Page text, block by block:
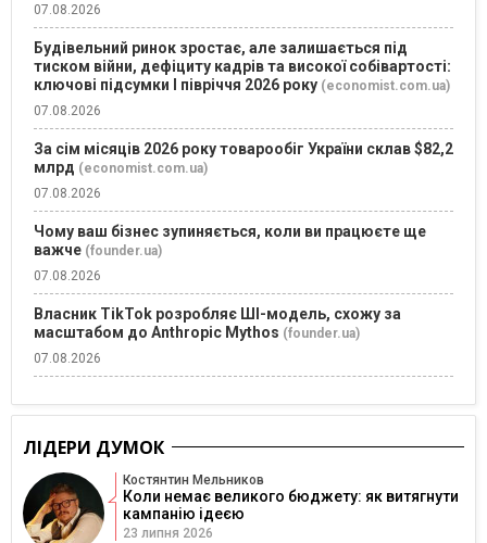
07.08.2026
Будівельний ринок зростає, але залишається під
тиском війни, дефіциту кадрів та високої собівартості:
ключові підсумки І півріччя 2026 року (economist.com.ua)
07.08.2026
За сім місяців 2026 року товарообіг України склав $82,2
млрд (economist.com.ua)
07.08.2026
Чому ваш бізнес зупиняється, коли ви працюєте ще
важче (founder.ua)
07.08.2026
Власник TikTok розробляє ШІ-модель, схожу за
масштабом до Anthropic Mythos (founder.ua)
07.08.2026
ЛІДЕРИ ДУМОК
Костянтин Мельников
Коли немає великого бюджету: як витягнути
кампанію ідеєю
23 липня 2026